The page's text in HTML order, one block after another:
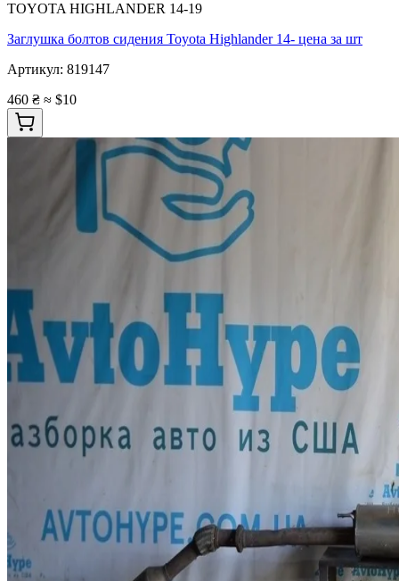
TOYOTA HIGHLANDER 14-19
Заглушка болтов сидения Toyota Highlander 14- цена за шт
Артикул: 819147
460 ₴ ≈ $10